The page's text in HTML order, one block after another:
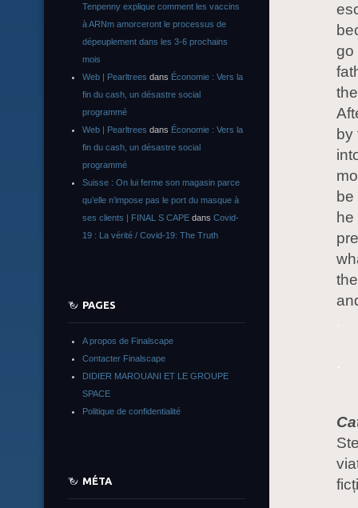
go
by
Tenpenny explique comment les vaccins
à ARNm amorceront le processus de
dépeuplement dans les 3-6 prochains
mois
Web | Pearltrees dans Économie : Vers la
fin du cash, un désastre social
programmé
Web | Pearltrees dans Économie : Vers la
fin du cash, un désastre social
programmé
Suisse : On lui ferme son magasin parce
qu’elle n’impose pas le port du masque à
ses clients | FINAL S CAPE dans Covid-
19 : La vérité / Covid-19: The Truth
PAGES
A propos de Finalscape
Contacter Finalscape
DIDIER MAROUANI ET LE GROUPE
SPACE
Politique de confidentialité
MÉTA